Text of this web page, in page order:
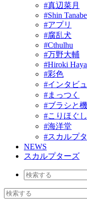
#真辺菜月
#Shin Tanabe
#アプリ
#腐乱犬
#Cthulhu
#万野大輔
#Hiroki
#彩色
#インタビ
#まっつく
#ブラシと
#こりほぐ
#海洋堂
#スカルプ
NEWS
スカルプターズ